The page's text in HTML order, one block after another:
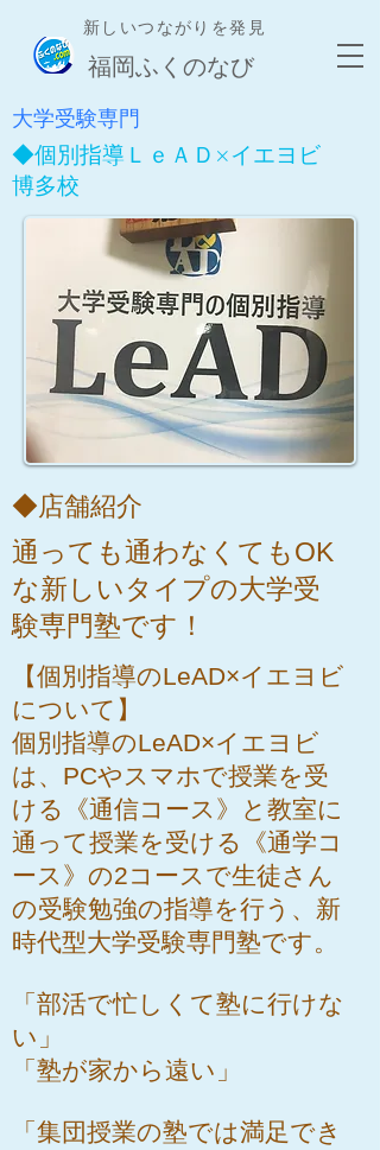
​福岡ふくのなび
新しいつながりを発見
​大学受験専門
​◆個別指導ＬｅＡＤ×イエヨビ
博多校
​◆店舗紹介
通っても通わなくてもOK
な新しいタイプの大学受
験専門塾です！
【個別指導のLeAD×イエヨビ
について】
個別指導のLeAD×イエヨビ
は、PCやスマホで授業を受
ける《通信コース》と教室に
通って授業を受ける《通学コ
ース》の2コースで生徒さん
の受験勉強の指導を行う、新
時代型大学受験専門塾です。
「部活で忙しくて塾に行けな
い」
「塾が家から遠い」
「集団授業の塾では満足でき